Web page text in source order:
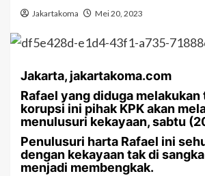
Jakartakoma Mei 20, 2023
Jakarta, jakartakoma.com
Rafael yang diduga melakukan
korupsi ini pihak KPK akan
menulusuri kekayaan, sabtu
Penulusuri harta Rafael ini
dengan kekayaan tak di
menjadi membengkak.